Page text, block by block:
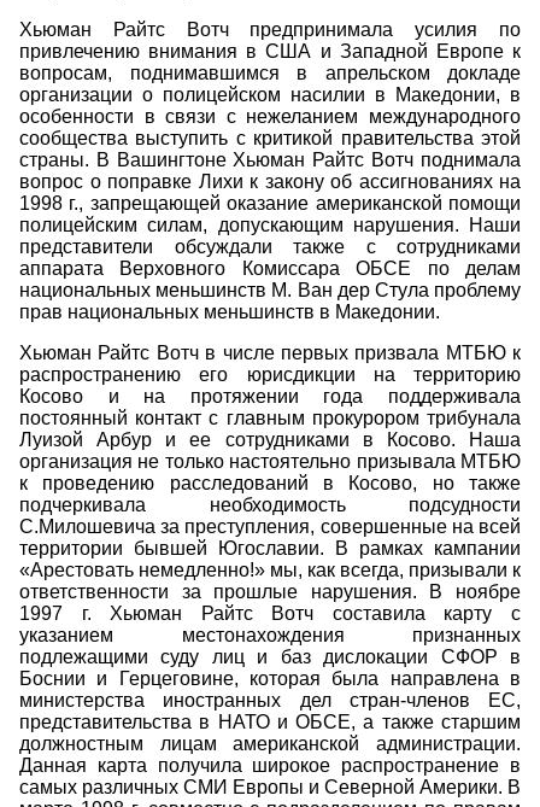
Хьюман Райтс Вотч предпринимала усилия по
привлечению внимания в США и Западной Европе к
вопросам, поднимавшимся в апрельском докладе
организации о полицейском насилии в Македонии, в
особенности в связи с нежеланием международного
сообщества выступить с критикой правительства этой
страны. В Вашингтоне Хьюман Райтс Вотч поднимала
вопрос о поправке Лихи к закону об ассигнованиях на
1998 г., запрещающей оказание американской помощи
полицейским силам, допускающим нарушения. Наши
представители обсуждали также с сотрудниками
аппарата Верховного Комиссара ОБСЕ по делам
национальных меньшинств М. Ван дер Стула проблему
прав национальных меньшинств в Македонии.
Хьюман Райтс Вотч в числе первых призвала МТБЮ к
распространению его юрисдикции на территорию
Косово и на протяжении года поддерживала
постоянный контакт с главным прокурором трибунала
Луизой Арбур и ее сотрудниками в Косово. Наша
организация не только настоятельно призывала МТБЮ
к проведению расследований в Косово, но также
подчеркивала необходимость подсудности
С.Милошевича за преступления, совершенные на всей
территории бывшей Югославии. В рамках кампании
«Арестовать немедленно!» мы, как всегда, призывали к
ответственности за прошлые нарушения. В ноябре
1997 г. Хьюман Райтс Вотч составила карту с
указанием местонахождения признанных
подлежащими суду лиц и баз дислокации СФОР в
Боснии и Герцеговине, которая была направлена в
министерства иностранных дел стран-членов ЕС,
представительства в НАТО и ОБСЕ, а также старшим
должностным лицам американской администрации.
Данная карта получила широкое распространение в
самых различных СМИ Европы и Северной Америки. В